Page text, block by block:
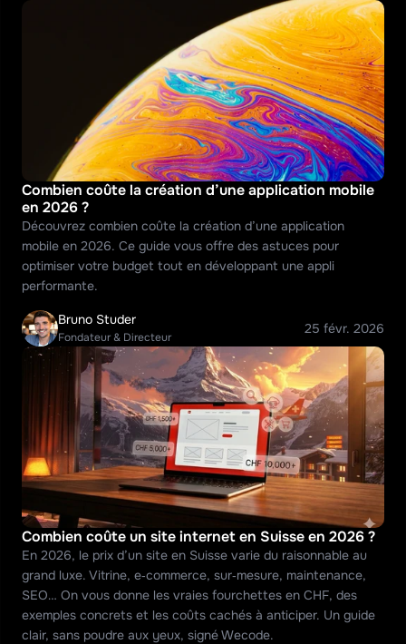
Combien coûte la création d’une application mobile
en 2026 ?
Découvrez combien coûte la création d’une application
mobile en 2026. Ce guide vous offre des astuces pour
optimiser votre budget tout en développant une appli
performante.
Bruno Studer
Fondateur & Directeur
25 févr. 2026
Combien coûte un site internet en Suisse en 2026 ?
En 2026, le prix d’un site en Suisse varie du raisonnable au
grand luxe. Vitrine, e‑commerce, sur‑mesure, maintenance,
SEO… On vous donne les vraies fourchettes en CHF, des
exemples concrets et les coûts cachés à anticiper. Un guide
clair, sans poudre aux yeux, signé Wecode.